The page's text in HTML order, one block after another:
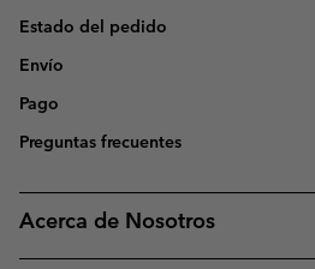
Estado del pedido
Envío
Pago
Preguntas frecuentes
Acerca de Nosotros